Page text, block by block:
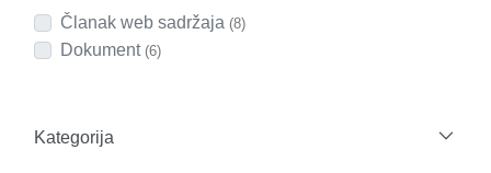
Članak web sadržaja (8)
Dokument (6)
Kategorija